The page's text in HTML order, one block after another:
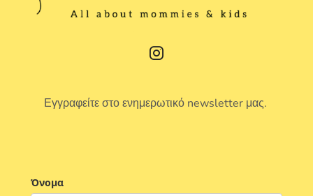
Εγγραφείτε στο ενημερωτικό newsletter μας.
Όνομα